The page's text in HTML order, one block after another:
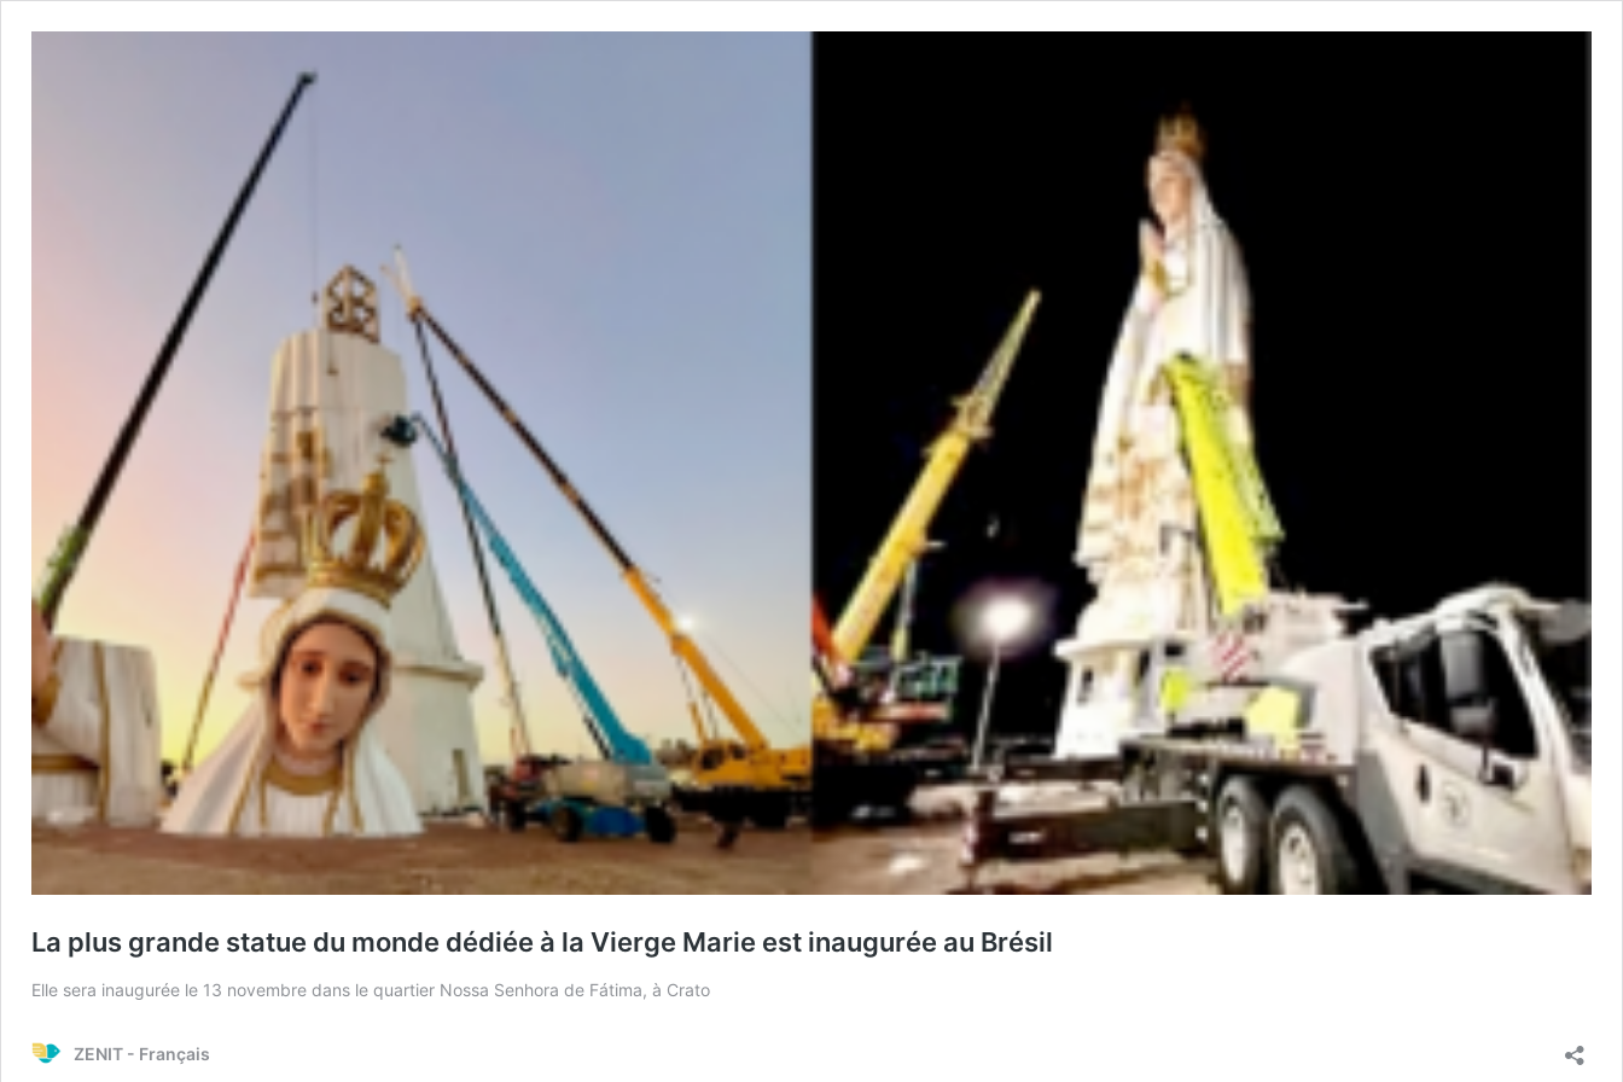
La plus grande statue du monde dédiée à la Vierge Marie est inaugurée au Brésil
Elle sera inaugurée le 13 novembre dans le quartier Nossa Senhora de Fátima, à Crato
ZENIT - Français